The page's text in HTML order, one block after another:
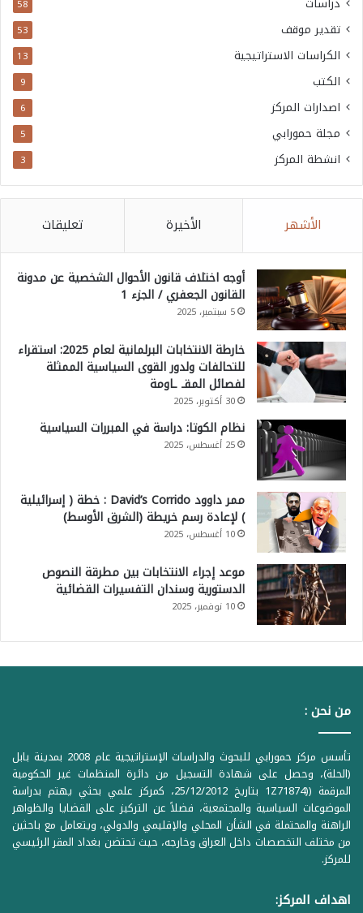
ي
ة
ح
ع
س
ك
ر
58
تقدير موقف 53
الكراسات الاستراتيجية 13
الكتب 9
اصدارات المركز 6
مجلة حمورابي 5
انشطة المركز 3
الأشهر الأخيرة تعليقات
أوجه اختلاف قانون الأحوال الشخصية عن مدونة
القانون الجعفري / الجزء 1
5 سبتمبر، 2025
خارطة الانتخابات البرلمانية لعام 2025: استقراء
للتحالفات ولدور القوى السياسية الممثلة
لفصائل المقـ ـاومة
30 أكتوبر، 2025
نظام الكوتا: دراسة في المبررات السياسية
25 أغسطس، 2025
ممر داوود David’s Corrido : خطة ( إسرائيلية
) لإعادة رسم خريطة (الشرق الأوسط)
10 أغسطس، 2025
موعد إجراء الانتخابات بين مطرقة النصوص
الدستورية وسندان التفسيرات القضائية
10 نوفمبر، 2025
من نحن :
تأسس مركز حمورابي للبحوث والدراسات الإستراتيجية عام 2008 بمدينة بابل
(الحلة)، وحصل على شهادة التسجيل من دائرة المنظمات غير الحكومية
المرقمة ((1Z71874 بتاريخ 25/12/2012، كمركز علمي بحثي يهتم بدراسة
الموضوعات السياسية والمجتمعية، فضلاً عن التركيز على القضايا والظواهر
الراهنة والمحتملة في الشأن المحلي والإقليمي والدولي، ويتعامل مع باحثين
من مختلف التخصصات داخل العراق وخارجه، حيث تحتضن بغداد المقر الرئيسي
للمركز.
اهداف المركز: